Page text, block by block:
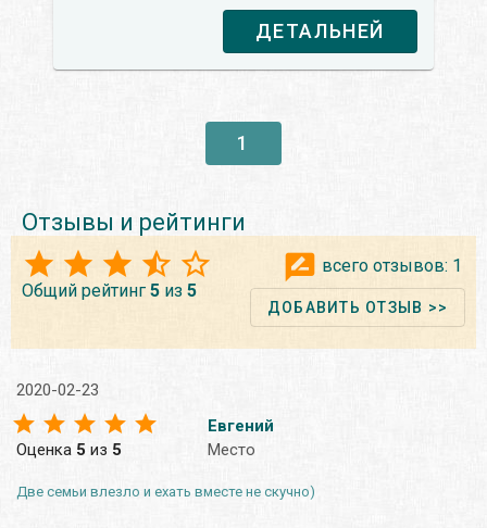
ДЕТАЛЬНЕЙ
1
Отзывы и рейтинги
Общий рейтинг 5 из 5
всего отзывов: 1
ДОБАВИТЬ ОТЗЫВ >>
2020-02-23
Оценка 5 из 5
Евгений
Место
Две семьи влезло и ехать вместе не скучно)